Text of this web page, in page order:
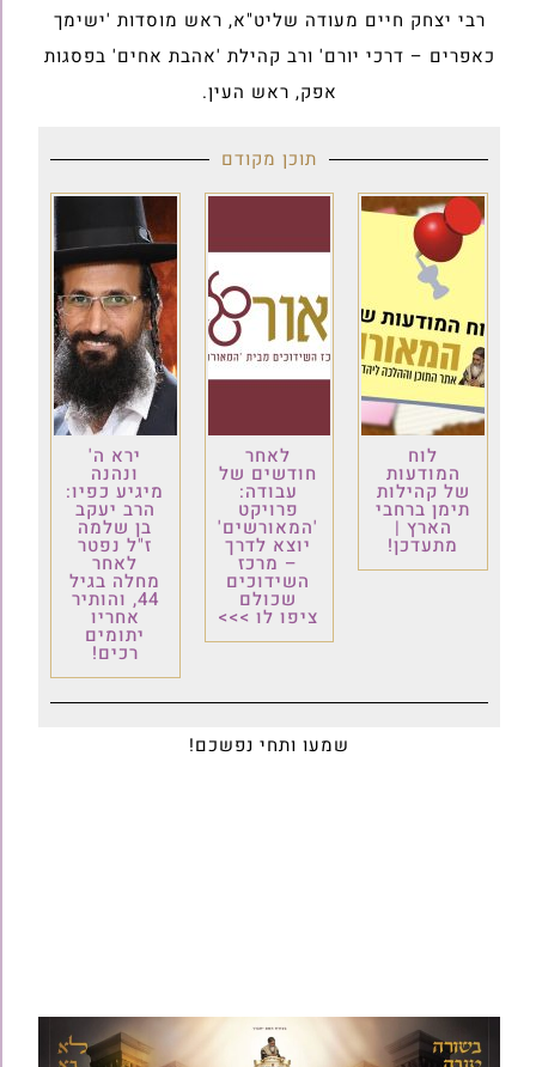
רבי יצחק חיים מעודה שליט"א, ראש מוסדות 'ישימך
כאפרים – דרכי יורם' ורב קהילת 'אהבת אחים' בפסגות
אפק, ראש העין.
תוכן מקודם
לוח
המודעות
של קהילות
תימן ברחבי
הארץ |
מתעדכן!
לאחר
חודשים של
עבודה:
פרויקט
'המאורשים'
יוצא לדרך
– מרכז
השידוכים
שכולם
ציפו לו >>>
ירא ה'
ונהנה
מיגיע כפיו:
הרב יעקב
בן שלמה
ז"ל נפטר
לאחר
מחלה בגיל
44, והותיר
אחריו
יתומים
רכים!
שמעו ותחי נפשכם!